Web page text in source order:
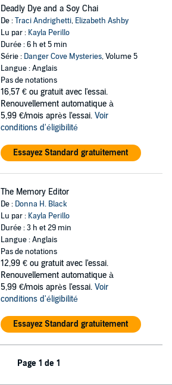
Deadly Dye and a Soy Chai
De :Traci Andrighetti, Elizabeth Ashby
Lu par : Kayla Perillo
Durée : 6 h et 5 min
Série : Danger Cove Mysteries, Volume 5
Langue : Anglais
Pas de notations
16,57 € ou gratuit avec l'essai.
Renouvellement automatique à
5,99 €/mois après l'essai. Voir
conditions d'éligibilité
Essayez Standard gratuitement
The Memory Editor
De : Donna H. Black
Lu par : Kayla Perillo
Durée : 3 h et 29 min
Langue : Anglais
Pas de notations
12,99 € ou gratuit avec l'essai.
Renouvellement automatique à
5,99 €/mois après l'essai. Voir
conditions d'éligibilité
Essayez Standard gratuitement
Page 1 de 1